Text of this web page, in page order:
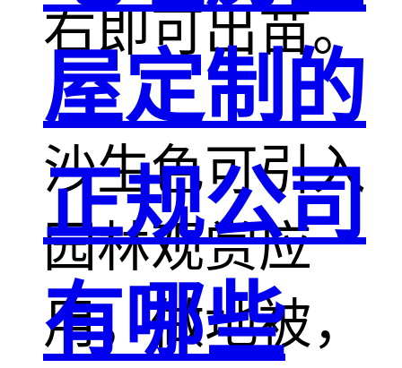
右即可出苗。
沙生色可引入
园林观赏应
用，做地被，
屋定制的
正规公司
有哪些